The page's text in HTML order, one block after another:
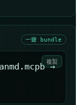
一鍵 bundle
複製
→